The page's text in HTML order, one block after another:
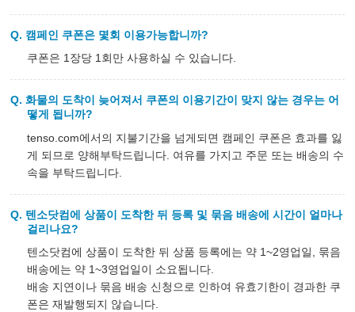
캠페인 쿠폰은 몇회 이용가능합니까?
쿠폰은 1장당 1회만 사용하실 수 있습니다.
화물의 도착이 늦어져서 쿠폰의 이용기간이 맞지 않는 경우는 어
떻게 됩니까?
tenso.com에서의 지불기간을 넘게되면 캠페인 쿠폰은 효과를 잃
게 되므로 양해부탁드립니다. 여유를 가지고 주문 또는 배송의 수
속을 부탁드립니다.
텐소닷컴에 상품이 도착한 뒤 등록 및 묶음 배송에 시간이 얼마나
걸리나요?
텐소닷컴에 상품이 도착한 뒤 상품 등록에는 약 1~2영업일, 묶음
배송에는 약 1~3영업일이 소요됩니다.
배송 지연이나 묶음 배송 신청으로 인하여 유효기한이 경과한 쿠
폰은 재발행되지 않습니다.